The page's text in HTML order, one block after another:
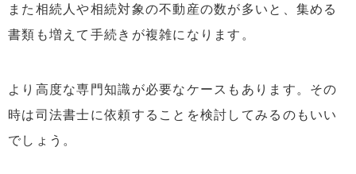
また相続人や相続対象の不動産の数が多いと、集める
書類も増えて手続きが複雑になります。
より高度な専門知識が必要なケースもあります。その
時は司法書士に依頼することを検討してみるのもいい
でしょう。